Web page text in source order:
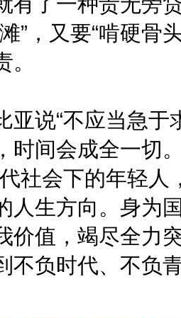
”，又要“啃硬骨
说“不应当急于
时间会成全一切
社会下的年轻
人生方向。身为
价值，竭尽全力
不负时代、不负